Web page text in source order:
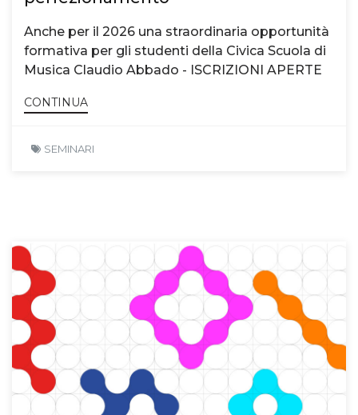
Anche per il 2026 una straordinaria opportunità
formativa per gli studenti della Civica Scuola di
Musica Claudio Abbado - ISCRIZIONI APERTE
CONTINUA
SEMINARI